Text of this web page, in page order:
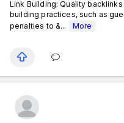
Link Building: Quality
building practices, such as
penalties to &...
More